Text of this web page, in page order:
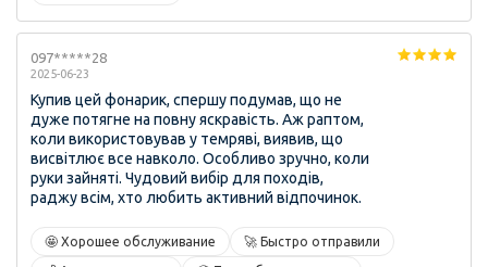
097*****28
2025-06-23
Купив цей фонарик, спершу подумав, що не
дуже потягне на повну яскравість. Аж раптом,
коли використовував у темряві, виявив, що
висвітлює все навколо. Особливо зручно, коли
руки зайняті. Чудовий вибір для походів,
раджу всім, хто любить активний відпочинок.
🤩 Хорошее обслуживание 🚀 Быстро отправили